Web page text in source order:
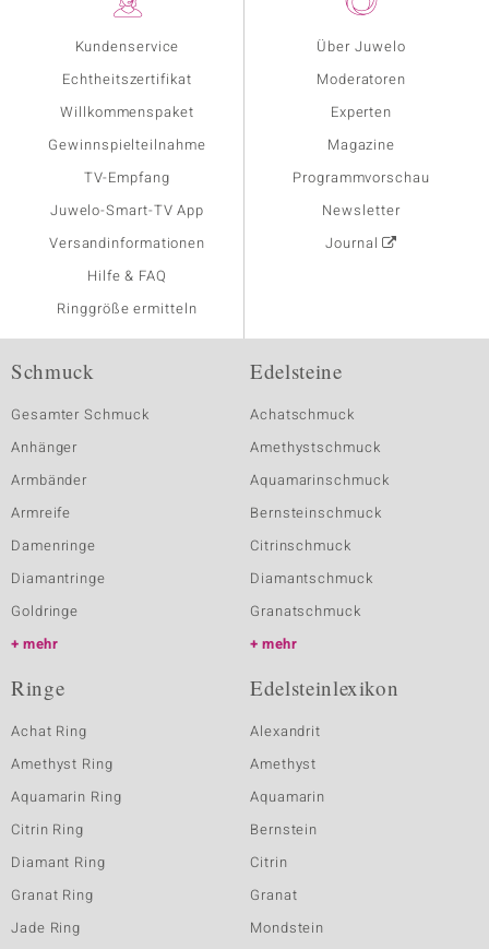
Kundenservice
Echtheitszertifikat
Willkommenspaket
Gewinnspielteilnahme
TV-Empfang
Juwelo-Smart-TV App
Versandinformationen
Hilfe & FAQ
Ringgröße ermitteln
Über Juwelo
Moderatoren
Experten
Magazine
Programmvorschau
Newsletter
Journal
Schmuck
Gesamter Schmuck
Anhänger
Armbänder
Armreife
Damenringe
Diamantringe
Goldringe
mehr
Edelsteine
Achatschmuck
Amethystschmuck
Aquamarinschmuck
Bernsteinschmuck
Citrinschmuck
Diamantschmuck
Granatschmuck
mehr
Ringe
Achat Ring
Amethyst Ring
Aquamarin Ring
Citrin Ring
Diamant Ring
Granat Ring
Jade Ring
Edelsteinlexikon
Alexandrit
Amethyst
Aquamarin
Bernstein
Citrin
Granat
Mondstein